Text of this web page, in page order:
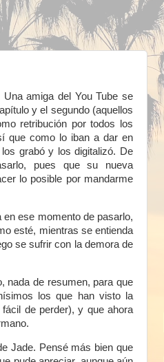
amiga del You Tube se
y el segundo (aquellos
retribución por todos los
que como lo iban a dar en
grabó y los digitalizó. De
pues que su nueva
lo posible por mandarme
ese momento de pasarlo,
esté, mientras se entienda
se sufrir con la demora de
nada de resumen, para que
los que han visto la
de perder), y que ahora
Jade. Pensé más bien que